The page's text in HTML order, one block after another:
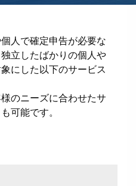
人で確定申告が必要な
立したばかりの個人や
にした以下のサービス
のニーズに合わせたサ
可能です。